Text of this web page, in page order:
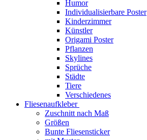
Humor
Individualisierbare Poster
Kinderzimmer
Künstler
Origami Poster
Pflanzen
Skylines
Sprüche
Städte
Tiere
Verschiedenes
Fliesenaufkleber
Zuschnitt nach Maß
Größen
Bunte Fliesensticker